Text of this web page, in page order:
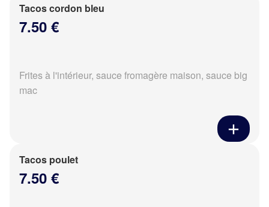
Tacos cordon bleu
7.50 €
Frites à l'intérieur, sauce fromagère maison, sauce big
mac
Tacos poulet
7.50 €